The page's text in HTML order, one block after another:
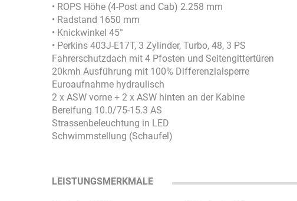
• ROPS Höhe (4-Post and Cab) 2.258 mm
• Radstand 1650 mm
• Knickwinkel 45°
• Perkins 403J-E17T, 3 Zylinder, Turbo, 48, 3 PS
Fahrerschutzdach mit 4 Pfosten und Seitengittertüren
20kmh Ausführung mit 100% Differenzialsperre
Euroaufnahme hydraulisch
2 x ASW vorne + 2 x ASW hinten an der Kabine
Bereifung 10.0/75-15.3 AS
Strassenbeleuchtung in LED
Schwimmstellung (Schaufel)
LEISTUNGSMERKMALE